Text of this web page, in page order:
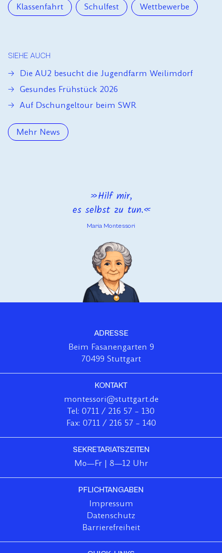
Klassenfahrt
Schulfest Wettbewerbe
SIEHE AUCH
Die AU2 besucht die Jugendfarm Weilimdorf
Gesundes Frühstück 2026
Auf Dschungeltour beim SWR
Mehr News
Hilf mir,
es selbst zu tun.
Maria Montessori
ADRESSE
Beim Fasanengarten 9
70499 Stuttgart
KONTAKT
montessori@stuttgart.de
Tel: 0711 / 216 57 – 130
Fax: 0711 / 216 57 – 140
SEKRETARIATSZEITEN
Mo—Fr | 8—12 Uhr
PFLICHTANGABEN
Impressum
Datenschutz
Barrierefreiheit